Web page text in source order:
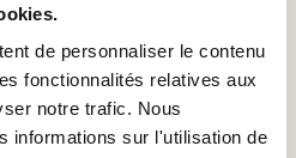
de personnaliser le contenu
fonctionnalités relatives aux
notre trafic. Nous
informations sur l'utilisation de
personnes qui font le